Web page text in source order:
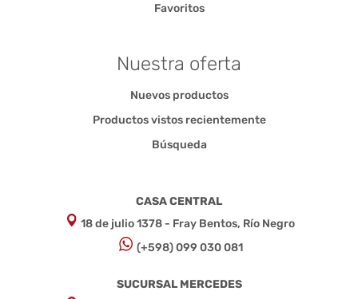
Favoritos
Nuestra oferta
Nuevos productos
Productos vistos recientemente
Búsqueda
CASA CENTRAL
18 de julio 1378 - Fray Bentos, Río Negro
(+598) 099 030 081
SUCURSAL MERCEDES